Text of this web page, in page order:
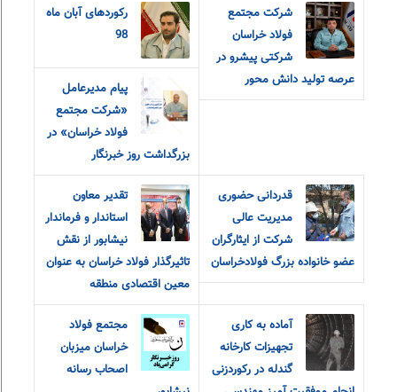
شرکت مجتمع
فولاد خراسان
شرکتی پیشرو در
عرصه تولید دانش محور
رکوردهای آبان ماه
98
پیام مدیرعامل
«شرکت مجتمع
فولاد خراسان» در
بزرگداشت روز خبرنگار
قدردانی حضوری
مدیریت عالی
شرکت از ایثارگران
عضو خانواده‌ بزرگ‌ فولادخراسان
تقدیر معاون
استاندار و فرماندار
نیشابور از نقش
تاثیرگذار فولاد خراسان به عنوان
معین اقتصادی منطقه
آماده به کاری
تجهیزات کارخانه
گندله در رکوردزنی
مجتمع فولاد
خراسان میزبان
اصحاب رسانه